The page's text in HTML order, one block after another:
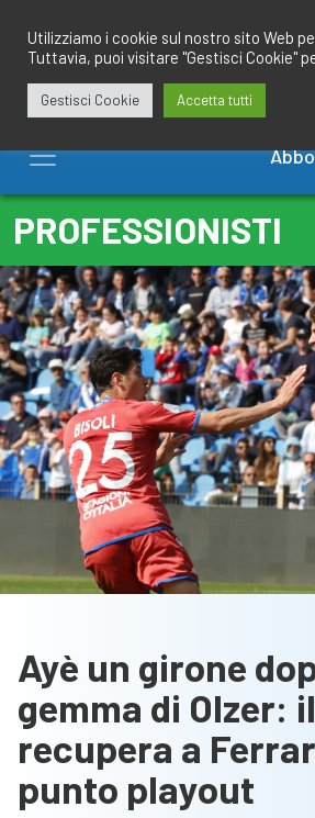
contenuto
PROFESSIONISTI
Ayè un girone
gemma di Olzer:
recupera a
punto playout
Utilizziamo i cookie sul nostro sito Web
Tuttavia, puoi visitare "Gestisci Cookie"
Gestisci Cookie Accetta tutti